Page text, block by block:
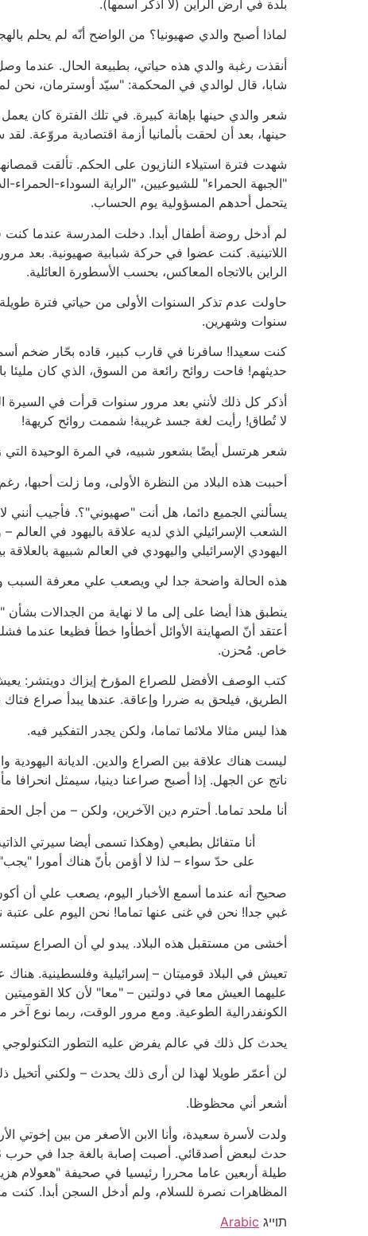
بلدة في أرض الراين (لا أذكر اسمها).
لماذا أصبح والدي صهيونيا؟ من الواضح أنّه لم يحلم
أنقذت رغبة والدي هذه حياتي، بطبيعة الحال. عندما
شابا، قال لوالدي في المحكمة: "سيّد أوسترمان، نحن
شعر والدي حينها بإهانة كبيرة. في تلك الفترة كان
حينها، بعد أن لحقت بألمانيا أزمة اقتصادية مروّعة.
شهدت فترة استيلاء النازيون على الحكم. تألقت
"الجبهة الحمراء" للشيوعيين، "الراية السوداء-
يتحمل أحدهم المسؤولية يوم الحساب.
لم أدخل روضة أطفال أبدا. دخلت المدرسة عندما
اللاتينية. كنت عضوا في حركة شبابية صهيونية. بعد
الراين بالاتجاه المعاكس، بحسب الأسطورة العائلية.
حاولت عدم تذكر السنوات الأولى من حياتي فترة
سنوات وشهرين.
كنت سعيدا! سافرنا في قارب كبير، قاده بحّار ضخم
حديثهم! فاحت روائح رائعة من السوق، الذي كان مليئا
أذكر كل ذلك لأنني بعد مرور سنوات قرأت في السيرة
لا تُطاق! رأيت لغة جسد غريبة! شممت روائح كريهة!
شعر هرتسل أيضًا بشعور شبيه، في المرة الوحيدة التي
أحببت هذه البلاد من النظرة الأولى، وما زلت
يسألني الجميع دائما، هل أنت "صهيوني"؟. فأجيب أنني
الشعب الإسرائيلي الذي لديه علاقة باليهود في
اليهودي الإسرائيلي واليهودي في العالم شبيهة بالعلاقة
هذه الحالة واضحة جدا لي ويصعب علي معرفة السبب
ينطبق هذا أيضا على إلى ما لا نهاية من الجدالات
أعتقد أنّ الصهاينة الأوائل أخطأوا خطأ فظيعا
خاص. مُحزن.
كتب الوصف الأفضل للصراع المؤرخ إيزاك دويتشر:
الطريق، فيلحق به ضررا وإعاقة. عندها يبدأ صراع فتاك
هذا ليس مثالا ملائما تماما، ولكن يجدر التفكير فيه.
ليست هناك علاقة بين الصراع والدين. الديانة
ناتج عن الجهل. إذا أصبح صراعنا دينيا، سيمثل انحرافا
أنا ملحد تماما. أحترم دين الآخرين، ولكن – من أجل
أنا متفائل بطبعي (وهكذا تسمى أيضا سيرتي
على حدّ سواء – لذا لا أؤمن بأنّ هناك أمورا
صحيح أنه عندما أسمع الأخبار اليوم، يصعب علي أن
غبي جدا! نحن في غنى عنها تماما! نحن اليوم على عتبة نهاية
أخشى من مستقبل هذه البلاد. يبدو لي أن الصراع
تعيش في البلاد قوميتان – إسرائيلية وفلسطينية.
عليهما العيش معا في دولتين – "معا" لأن كلا
الكونفدرالية الطوعية. ومع مرور الوقت، ربما نوع آخر
يحدث كل ذلك في عالم يفرض عليه التطور التكنولوجي
لن أعمّر طويلا لهذا لن أرى ذلك يحدث – ولكني أتخيل ذلك في عيد ميلادي
أشعر أني محظوظا.
ولدت لأسرة سعيدة، وأنا الابن الأصغر من بين إخوتي
طيلة أربعين عاما محررا رئيسيا في صحيفة "هعولام
المظاهرات نصرة للسلام، ولم أدخل السجن أبدا.
תוייג Arabic